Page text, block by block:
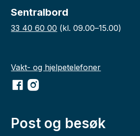
Sentralbord
33 40 60 00 (kl. 09.00–15.00)
Vakt- og hjelpetelefoner
Facebook
Instagram
Post og besøk